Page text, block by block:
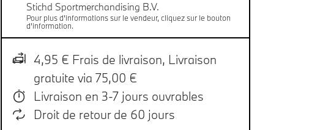
Stichd Sportmerchandising B.V.
Pour plus d'informations sur le vendeur, cliquez sur le bouton
d'information.
4,95 € Frais de livraison, Livraison
gratuite via 75,00 €
Livraison en 3-7 jours ouvrables
Droit de retour de 60 jours